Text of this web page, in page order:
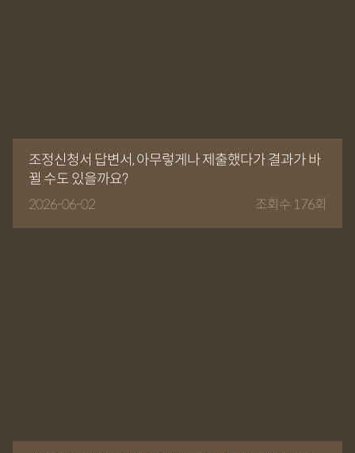
조정신청서 답변서, 아무렇게나 제출했다가 결과가 바
뀔 수도 있을까요?
2026-06-02 조회수 176회